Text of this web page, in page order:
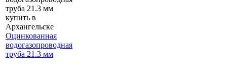
Оцинкованная
водогазопроводная
труба 21.3 мм